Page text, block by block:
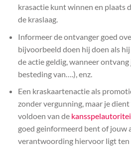
krasactie kunt winnen en plaats
de kraslaag.
Informeer de ontvanger goed
bijvoorbeeld doen hij doen als
de actie geldig, wanneer
besteding van….), enz.
Een kraskaartenactie als
zonder vergunning, maar je dient
voldoen van de
goed geinformeerd bent of jouw
verantwoording hiervoor ligt ten